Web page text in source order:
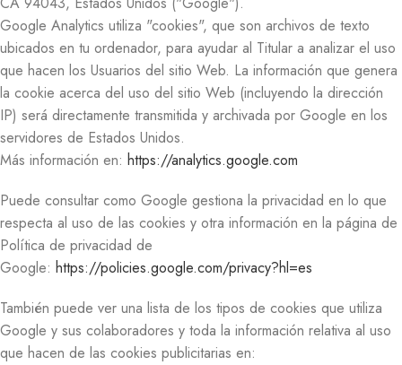
Google Analytics utiliza "cookies", que son archivos de texto
ubicados en tu ordenador, para ayudar al Titular a analizar el uso
que hacen los Usuarios del sitio Web. La información que genera
la cookie acerca del uso del sitio Web (incluyendo la dirección
IP) será directamente transmitida y archivada por Google en los
servidores de Estados Unidos.
Más información en: https://analytics.google.com
Puede consultar como Google gestiona la privacidad en lo que
respecta al uso de las cookies y otra información en la página de
Política de privacidad de
Google: https://policies.google.com/privacy?hl=es
También puede ver una lista de los tipos de cookies que utiliza
Google y sus colaboradores y toda la información relativa al uso
que hacen de las cookies publicitarias en: